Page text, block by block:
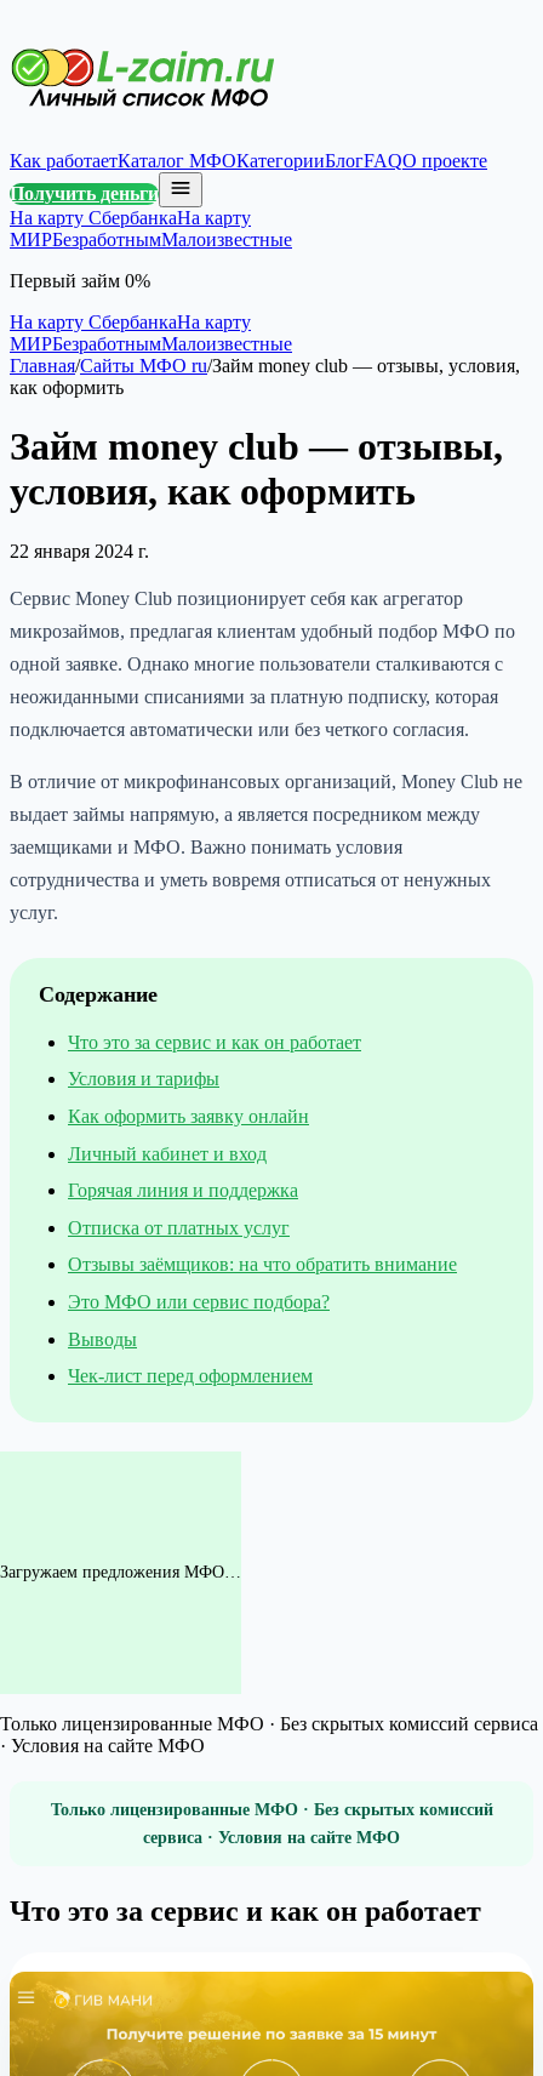
Как работаетКаталог МФОКатегорииБлогFAQО проекте
Получить деньги
На карту СбербанкаНа карту
МИРБезработнымМалоизвестные
Первый займ 0%
На карту СбербанкаНа карту
МИРБезработнымМалоизвестные
Главная/Сайты МФО ru/Займ money club — отзывы, условия,
как оформить
Займ money club — отзывы,
условия, как оформить
22 января 2024 г.
Сервис Money Club позиционирует себя как агрегатор
микрозаймов, предлагая клиентам удобный подбор МФО по
одной заявке. Однако многие пользователи сталкиваются с
неожиданными списаниями за платную подписку, которая
подключается автоматически или без четкого согласия.
В отличие от микрофинансовых организаций, Money Club не
выдает займы напрямую, а является посредником между
заемщиками и МФО. Важно понимать условия
сотрудничества и уметь вовремя отписаться от ненужных
услуг.
Содержание
Что это за сервис и как он работает
Условия и тарифы
Как оформить заявку онлайн
Личный кабинет и вход
Горячая линия и поддержка
Отписка от платных услуг
Отзывы заёмщиков: на что обратить внимание
Это МФО или сервис подбора?
Выводы
Чек-лист перед оформлением
Загружаем предложения МФО…
Только лицензированные МФО · Без скрытых комиссий сервиса
· Условия на сайте МФО
Только лицензированные МФО · Без скрытых комиссий
сервиса · Условия на сайте МФО
Что это за сервис и как он работает